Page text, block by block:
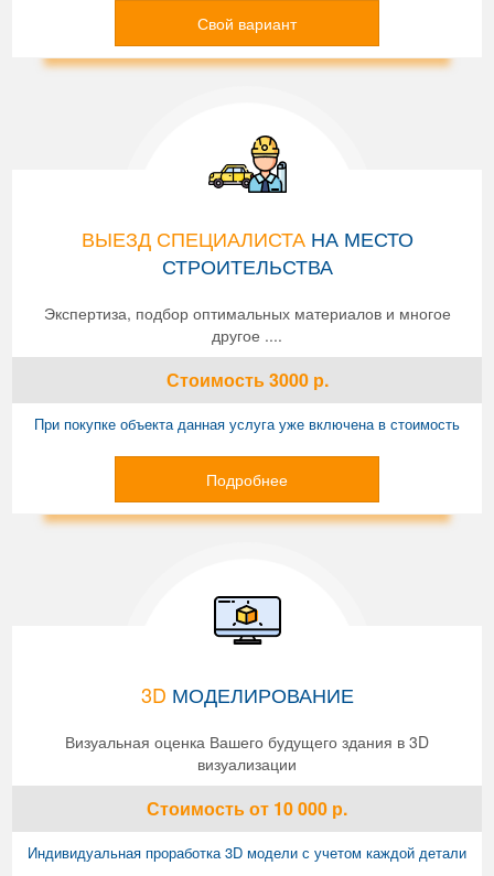
Свой вариант
ВЫЕЗД СПЕЦИАЛИСТАНА МЕСТО
СТРОИТЕЛЬСТВА
Экспертиза, подбор оптимальных материалов и многое
другое ....
Стоимость3000р.
При покупке объекта данная услуга уже включена в стоимость
Подробнее
3D МОДЕЛИРОВАНИЕ
Визуальная оценка Вашего будущего здания в 3D
визуализации
Стоимостьот 10 000 р.
Индивидуальная проработка 3D модели с учетом каждой детали